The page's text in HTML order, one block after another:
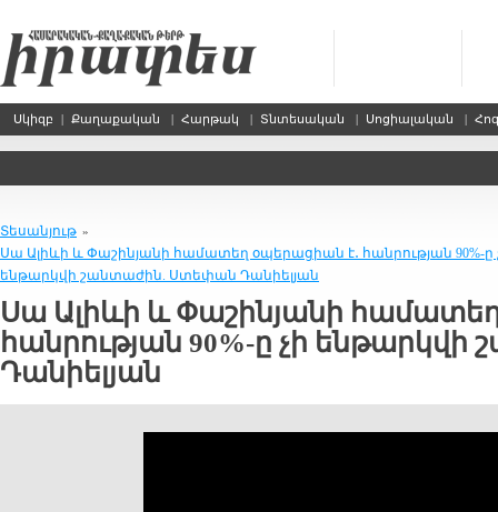
Սկիզբ | Քաղաքական | Հարթակ | Տնտեսական | Սոցիալական |
Տեսանյութ »
Սա Ալիևի և Փաշինյանի համատեղ օպերացիան է․ հանրության 90%-ը
ենթարկվի շանտաժին. Ստեփան Դանիելյան
Սա Ալիևի և Փաշինյանի
հանրության 90%-ը չի
Դանիելյան